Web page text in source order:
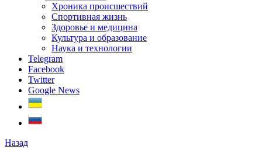
Хроника происшествий
Спортивная жизнь
Здоровье и медицина
Культура и образование
Наука и технологии
Telegram
Facebook
Twitter
Google News
Назад